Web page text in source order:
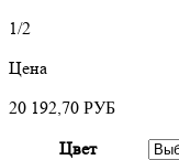
1/2
Цена
20 192,70 РУБ
Цвет